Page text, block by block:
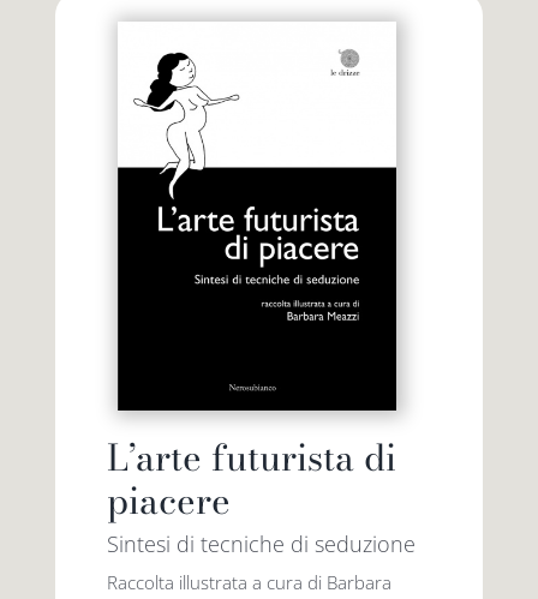
L’arte futurista di
piacere
Sintesi di tecniche di seduzione
Raccolta illustrata a cura di Barbara